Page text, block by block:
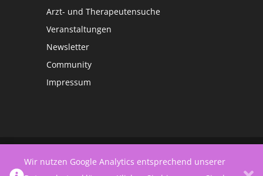
Arzt- und Therapeutensuche
Veranstaltungen
Newsletter
Community
Impressum
Wir nutzen Google Analytics entsprechend unserer